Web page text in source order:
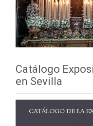
Catálogo
en Sevilla